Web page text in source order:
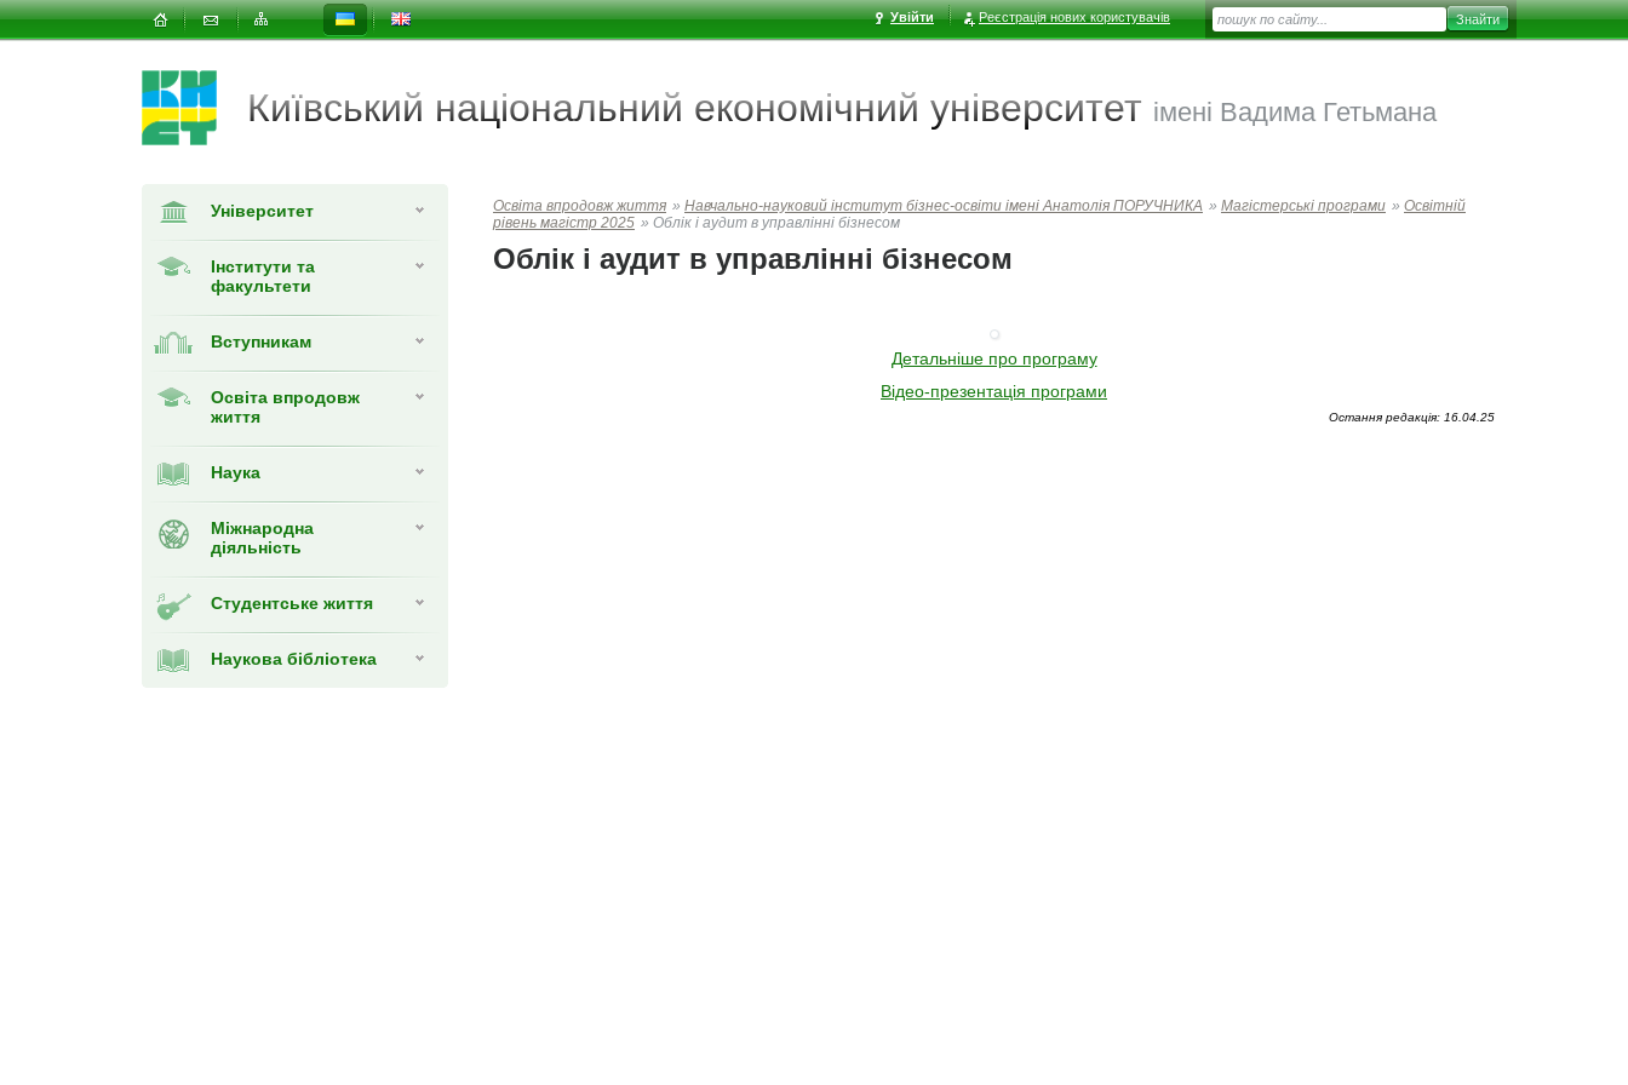
Увійти Реєстрація нових користувачів
Київський національний економічний університет імені Вадима Гетьмана
Університет
Інститути та
факультети
Вступникам
Освіта впродовж
життя
Наука
Міжнародна
діяльність
Студентське життя
Наукова бібліотека
Освіта впродовж життя » Навчально-науковий інститут бізнес-освіти імені Анатолія ПОРУЧНИКА » Магістерські програми » Освітній
рівень магістр 2025 » Облік і аудит в управлінні бізнесом
Облік і аудит в управлінні бізнесом
Детальніше про програму
Відео-презентація програми
Остання редакція: 16.04.25